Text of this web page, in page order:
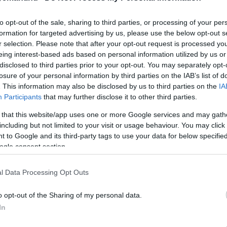
opt-out of the sale, sharing to third parties, or processing of your
for targeted advertising by us, please use the below opt-out
selection. Please note that after your opt-out request is processed
interest-based ads based on personal information utilized by us
to third parties prior to your opt-out. You may separately
of your personal information by third parties on the IAB’s list of
This information may also be disclosed by us to third parties on the
Participants that may further disclose it to other third parties.
that this website/app uses one or more Google services and may
but not limited to your visit or usage behaviour. You may
to Google and its third-party tags to use your data for below
consent section.
Data Processing Opt Outs
opt-out of the Sharing of my personal data.
elérheti, írja a BBC.
oldalunkat preferált forrásként a Google
kötött megállapodás alapján történt,
szakszervezet, a Union Sindical Obrera (USO)